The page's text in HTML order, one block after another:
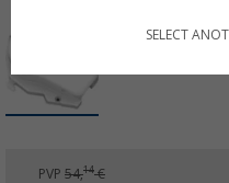
PVP 54,14€
SELECT